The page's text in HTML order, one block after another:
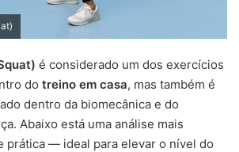
é considerado um dos exercícios
do treino em casa, mas também é
dentro da biomecânica e do
Abaixo está uma análise mais
prática — ideal para elevar o nível do